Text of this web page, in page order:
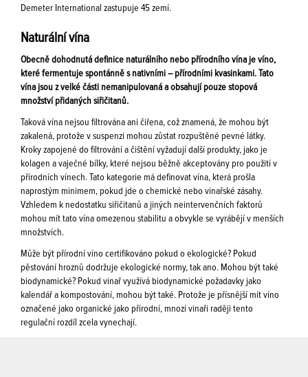
Demeter International zastupuje 45 zemí.
Naturální vína
Obecně dohodnutá definice naturálního nebo přírodního vína je víno,
které fermentuje spontánně s nativními – přírodními kvasinkami. Tato
vína jsou z velké části nemanipulovaná a obsahují pouze stopová
množství přidaných siřičitanů.
Taková vína nejsou filtrována ani čiřena, což znamená, že mohou být
zakalená, protože v suspenzi mohou zůstat rozpuštěné pevné látky.
Kroky zapojené do filtrování a čištění vyžadují další produkty, jako je
kolagen a vaječné bílky, které nejsou běžně akceptovány pro použití v
přírodních vínech. Tato kategorie má definovat vína, která prošla
naprostým minimem, pokud jde o chemické nebo vinařské zásahy.
Vzhledem k nedostatku siřičitanů a jiných neintervenčních faktorů
mohou mít tato vína omezenou stabilitu a obvykle se vyrábějí v menších
množstvích.
Může být přírodní víno certifikováno pokud o ekologické? Pokud
pěstování hroznů dodržuje ekologické normy, tak ano. Mohou být také
biodynamické? Pokud vinař využívá biodynamické požadavky jako
kalendář a kompostování, mohou být také. Protože je přísnější mít víno
označené jako organické jako přírodní, mnozí vinaři raději tento
regulační rozdíl zcela vynechají.